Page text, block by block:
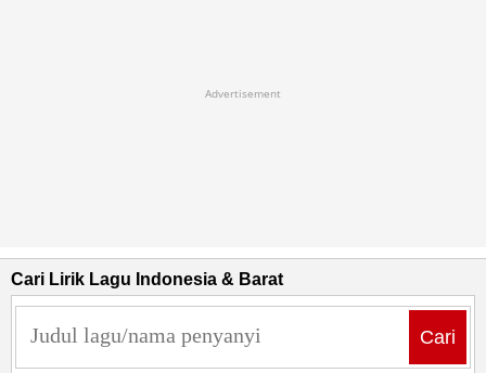
Advertisement
Cari Lirik Lagu Indonesia & Barat
Cari